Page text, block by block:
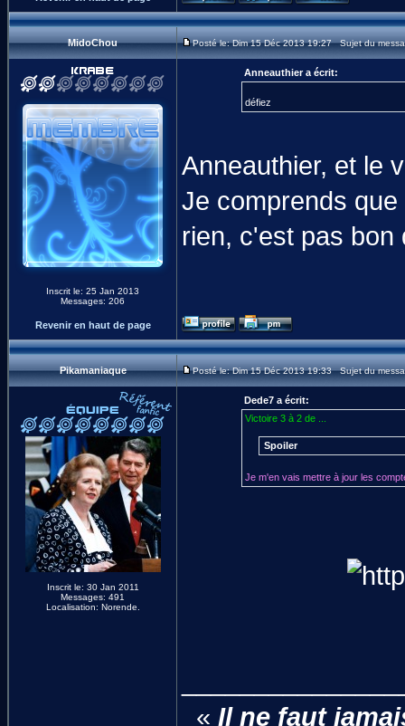
MidoChou Posté le: Dim 15 Déc 2013 19:27 Sujet du
Inscrit le: 25 Jan 2013
Messages: 206
Anneauthier a écrit:
défiez
Anneauthier, et le
Je comprends
rien, c'est pas bon
Revenir en haut de page
Pikamaniaque Posté le: Dim 15 Déc 2013 19:33 Sujet du
Inscrit le: 30 Jan 2011
Messages: 491
Localisation: Norende.
Dede7 a écrit:
Victoire 3 à 2 de ...
Spoiler
Je m'en vais mettre à jour les
« Il ne faut